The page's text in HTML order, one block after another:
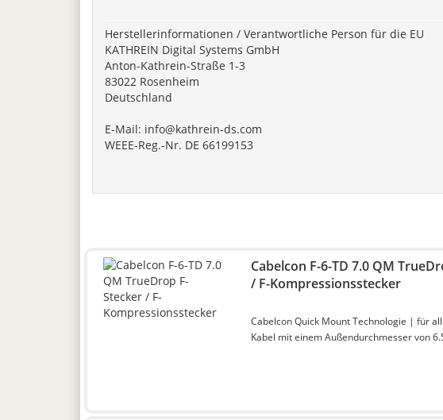
Herstellerinformationen / Verantwortliche Person für die EU
KATHREIN Digital Systems GmbH
Anton-Kathrein-Straße 1-3
83022 Rosenheim
Deutschland
E-Mail: info@kathrein-ds.com
WEEE-Reg.-Nr. DE 66199153
Cabelcon F-6-TD 7.0 QM
/ F-Kompressionsstecker
Cabelcon Quick Mount Technologie | für
Kabel mit einem Außendurchmesser von